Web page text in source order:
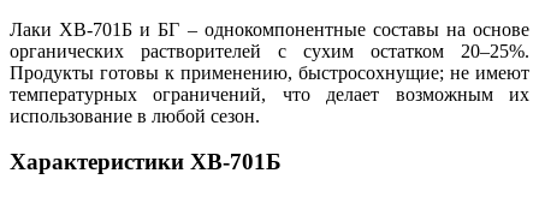
Лаки ХВ-701Б и БГ – однокомпонентные составы на основе
органических растворителей с сухим остатком 20–25%.
Продукты готовы к применению, быстросохнущие; не имеют
температурных ограничений, что делает возможным их
использование в любой сезон.
Характеристики ХВ-701Б